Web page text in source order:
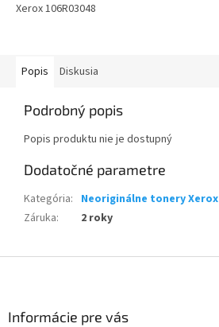
Xerox 106R03048
Popis Diskusia
Podrobný popis
Popis produktu nie je dostupný
Dodatočné parametre
Kategória: Neoriginálne tonery Xerox
Záruka: 2 roky
Informácie pre vás